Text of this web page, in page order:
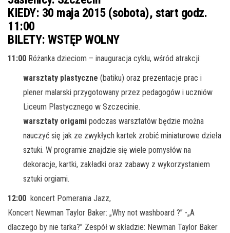
KIEDY: 30 maja 2015 (sobota), start godz.
11:00
BILETY: WSTĘP WOLNY
11:00 Różanka dzieciom – inauguracja cyklu, wśród atrakcji:
warsztaty plastyczne (batiku) oraz prezentacje prac i
plener malarski przygotowany przez pedagogów i uczniów
Liceum Plastycznego w Szczecinie.
warsztaty origami podczas warsztatów będzie można
nauczyć się jak ze zwykłych kartek zrobić miniaturowe dzieła
sztuki. W programie znajdzie się wiele pomysłów na
dekoracje, kartki, zakładki oraz zabawy z wykorzystaniem
sztuki orgiami.
12:00 koncert Pomerania Jazz,
Koncert Newman Taylor Baker: „Why not washboard ?” -„A
dlaczego by nie tarka?” Zespół w składzie: Newman Taylor Baker